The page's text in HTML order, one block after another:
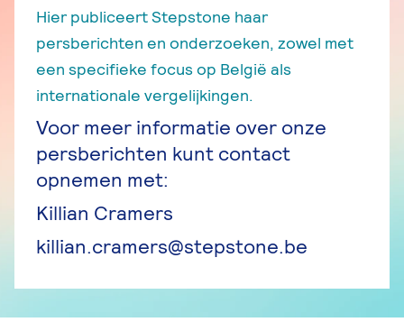
Hier publiceert Stepstone haar
persberichten en onderzoeken, zowel met
een specifieke focus op België als
internationale vergelijkingen.
Voor meer informatie over onze
persberichten kunt contact
opnemen met:
Killian Cramers
killian.cramers@stepstone.be